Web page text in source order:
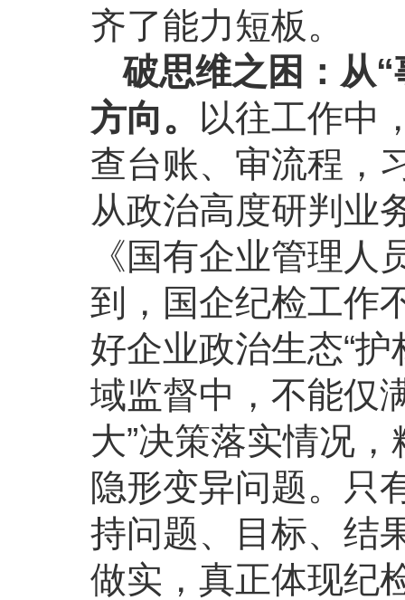
齐了能力短板。
破思维之困：从
方向。 以往工作中
查台账、审流程，
从政治高度研判业
《国有企业管理
到，国企纪检工作
好企业政治生态“
域监督中，不能仅
大”决策落实情况
隐形变异问题。只
持问题、目标、结
做实，真正体现纪